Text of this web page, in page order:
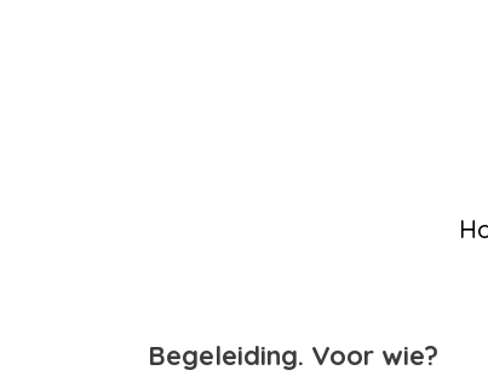
Begeleiding. Voor wie?